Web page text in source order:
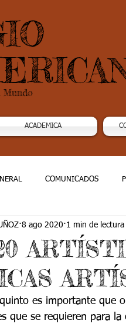
ACADEMICA
COMUNICADOS
3 Grado 4 Grado 5
Grado 9 Grado 10
DEPORTES Jardín-2020
8 ago 2020 1 min de lectura
es importante que
que se requieren para